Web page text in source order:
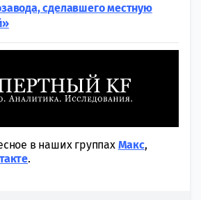
сделавшего местную
в наших группах Макс,
.